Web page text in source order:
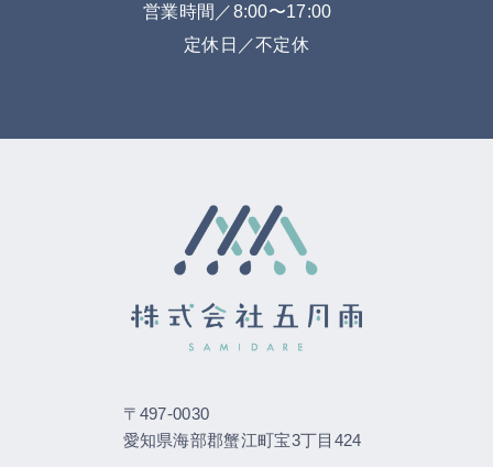
営業時間／8:00〜17:00
定休日／不定休
〒497-0030
愛知県海部郡蟹江町宝3丁目424